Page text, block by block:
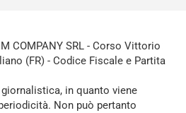
COMPANY SRL - Corso Vittorio
(FR) - Codice Fiscale e Partita
in quanto viene
Non può pertanto